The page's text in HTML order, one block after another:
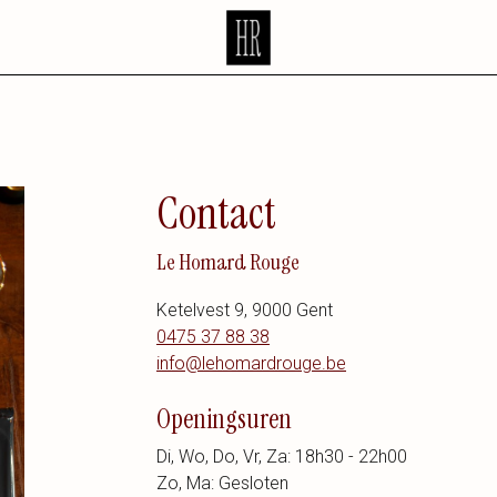
Contact
Le Homard Rouge
Ketelvest 9, 9000 Gent
0475 37 88 38
info@lehomardrouge.be
Openingsuren
Di, Wo, Do, Vr, Za: 18h30 - 22h00
Zo, Ma: Gesloten